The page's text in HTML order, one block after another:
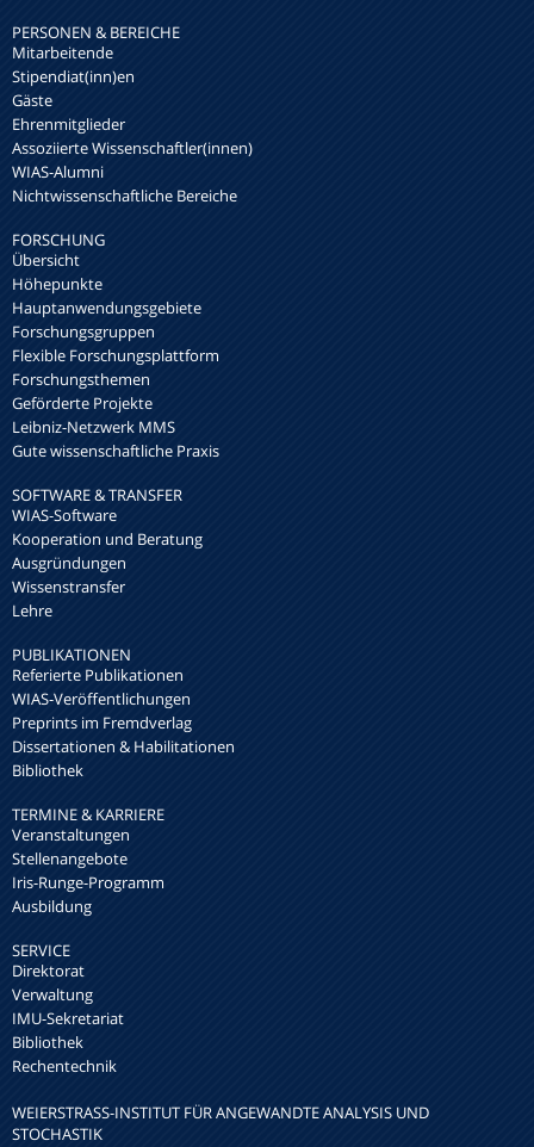
PERSONEN & BEREICHE
Mitarbeitende
Stipendiat(inn)en
Gäste
Ehrenmitglieder
Assoziierte Wissenschaftler(innen)
WIAS-Alumni
Nichtwissenschaftliche Bereiche
FORSCHUNG
Übersicht
Höhepunkte
Hauptanwendungsgebiete
Forschungsgruppen
Flexible Forschungsplattform
Forschungsthemen
Geförderte Projekte
Leibniz-Netzwerk MMS
Gute wissenschaftliche Praxis
SOFTWARE & TRANSFER
WIAS-Software
Kooperation und Beratung
Ausgründungen
Wissenstransfer
Lehre
PUBLIKATIONEN
Referierte Publikationen
WIAS-Veröffentlichungen
Preprints im Fremdverlag
Dissertationen & Habilitationen
Bibliothek
TERMINE & KARRIERE
Veranstaltungen
Stellenangebote
Iris-Runge-Programm
Ausbildung
SERVICE
Direktorat
Verwaltung
IMU-Sekretariat
Bibliothek
Rechentechnik
WEIERSTRASS-INSTITUT FÜR ANGEWANDTE ANALYSIS UND S
TOCHASTIK